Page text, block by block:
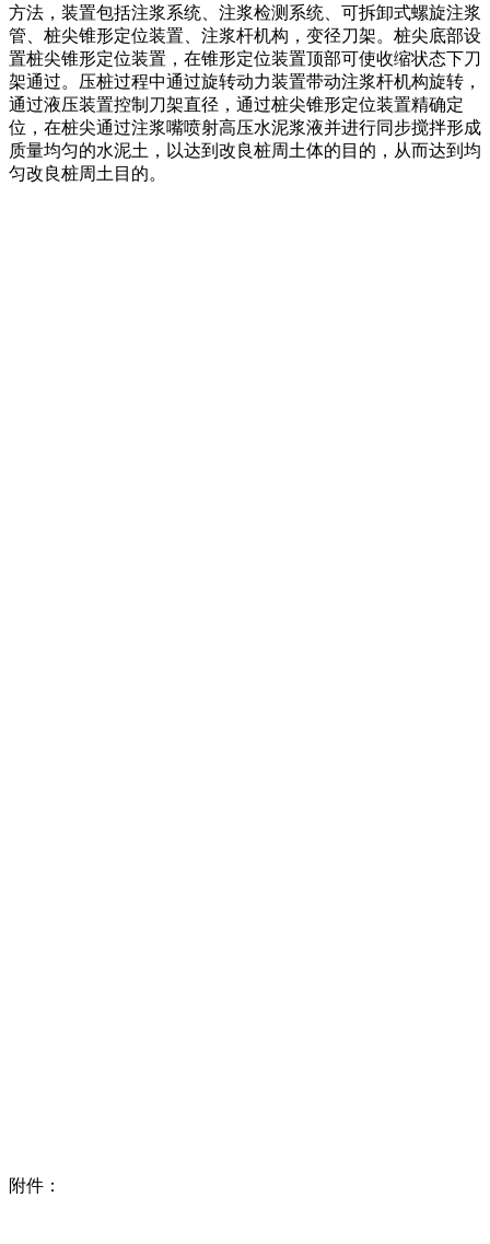
方法，装置包括注浆系统、注浆检测系统、可拆卸式螺旋注浆
管、桩尖锥形定位装置、注浆杆机构，变径刀架。桩尖底部设
置桩尖锥形定位装置，在锥形定位装置顶部可使收缩状态下刀
架通过。压桩过程中通过旋转动力装置带动注浆杆机构旋转，
通过液压装置控制刀架直径，通过桩尖锥形定位装置精确定
位，在桩尖通过注浆嘴喷射高压水泥浆液并进行同步搅拌形成
质量均匀的水泥土，以达到改良桩周土体的目的，从而达到均
匀改良桩周土目的。
附件：